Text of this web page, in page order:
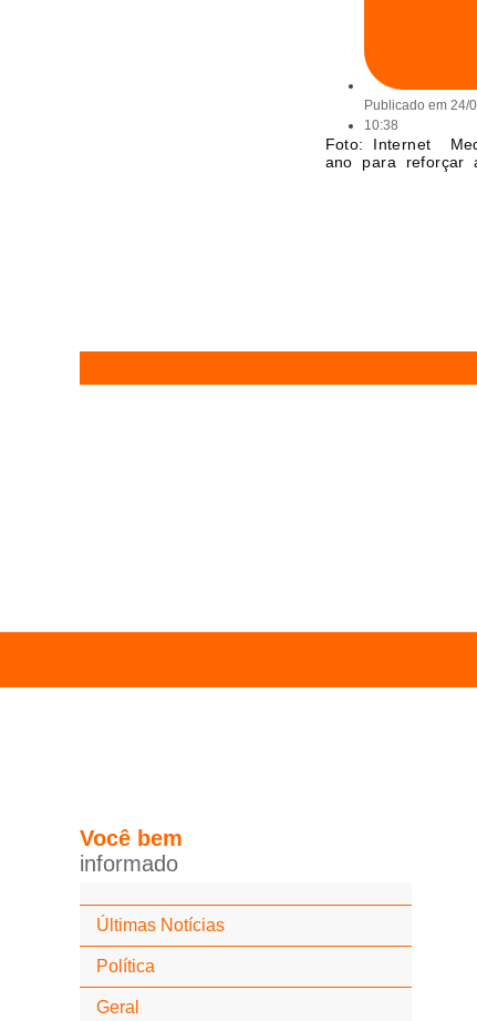
Publicado em 24/
10:38
Foto: Internet
ano para reforçar
Você bem
informado
Últimas Notícias
Política
Geral